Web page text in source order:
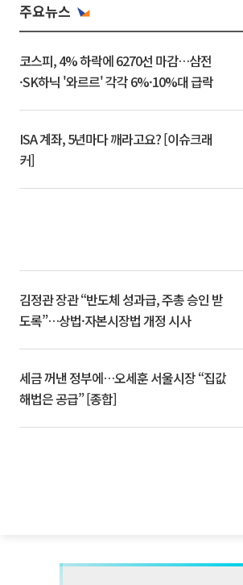
주요뉴스
코스피, 4% 하락에 6270선 마감…삼전
·SK하닉 '와르르' 각각 6%·10%대 급락
ISA 계좌, 5년마다 깨라고요? [이슈크래
커]
김정관 장관 “반도체 성과급, 주총 승인 받
도록”…상법·자본시장법 개정 시사
세금 꺼낸 정부에…오세훈 서울시장 “집값
해법은 공급” [종합]